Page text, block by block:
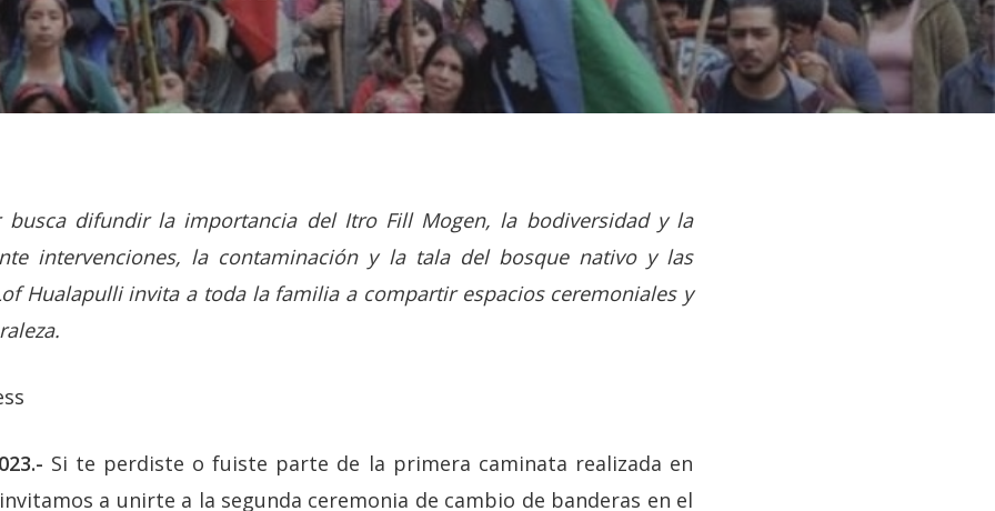
busca difundir la importancia del Itro Fill Mogen, la bodiversidad y la
intervenciones, la contaminación y la tala del bosque nativo y las
Hualapulli invita a toda la familia a compartir espacios ceremoniales y
Si te perdiste o fuiste parte de la primera caminata realizada en
a unirte a la segunda ceremonia de cambio de banderas en el